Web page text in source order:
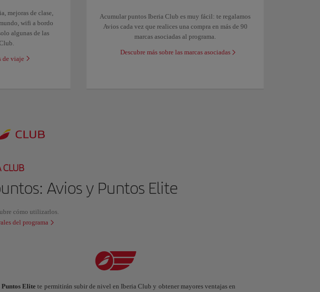
mejoras de clase,
wifi a bordo
algunas de las
de viaje
Acumular puntos Iberia Club es muy fácil: te regalamos
Avios cada vez que realices una compra en más de 90
marcas asociadas al programa.
Descubre más sobre las marcas asociadas
CLUB
Avios y Puntos Elite
cómo utilizarlos.
del programa
Puntos Elite te permitirán subir de nivel en Iberia Club y obtener mayores ventajas en